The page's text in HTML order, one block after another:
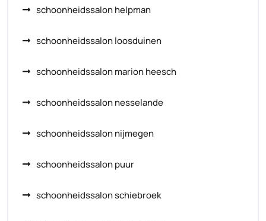
schoonheidssalon helpman
schoonheidssalon loosduinen
schoonheidssalon marion heesch
schoonheidssalon nesselande
schoonheidssalon nijmegen
schoonheidssalon puur
schoonheidssalon schiebroek